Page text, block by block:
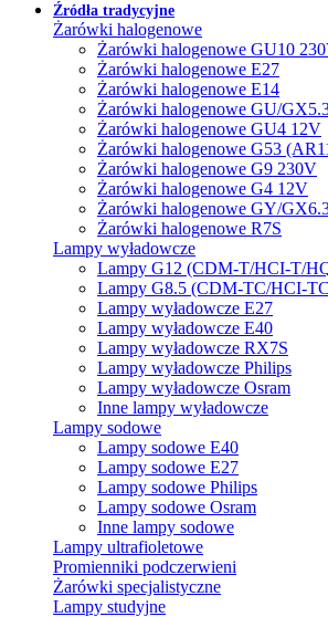
Źródła tradycyjne
Żarówki halogenowe
Żarówki halogenowe GU10
Żarówki halogenowe E27
Żarówki halogenowe E14
Żarówki halogenowe GU/
Żarówki halogenowe GU4 12V
Żarówki halogenowe G53
Żarówki halogenowe G9 230V
Żarówki halogenowe G4 12V
Żarówki halogenowe GY/
Żarówki halogenowe R7S
Lampy wyładowcze
Lampy G12 (CDM-T/HCI-T/
Lampy G8.5 (CDM-TC/HCI-
Lampy wyładowcze E27
Lampy wyładowcze E40
Lampy wyładowcze RX7S
Lampy wyładowcze Philips
Lampy wyładowcze Osram
Inne lampy wyładowcze
Lampy sodowe
Lampy sodowe E40
Lampy sodowe E27
Lampy sodowe Philips
Lampy sodowe Osram
Inne lampy sodowe
Lampy ultrafioletowe
Promienniki podczerwieni
Żarówki specjalistyczne
Lampy studyjne